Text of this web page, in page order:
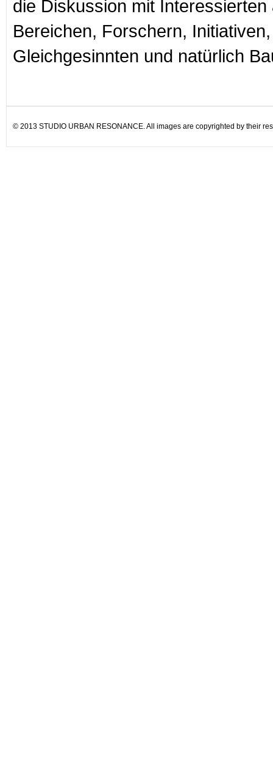
die Diskussion mit Interessierten
Bereichen, Forschern, Initiativen,
Gleichgesinnten und natürlich
© 2013 STUDIO URBAN RESONANCE. All images are copyrighted by their